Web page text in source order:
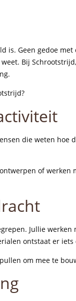
is. Geen gedoe
Bij
die weten hoe
of
Jullie
ontstaat er
om mee te